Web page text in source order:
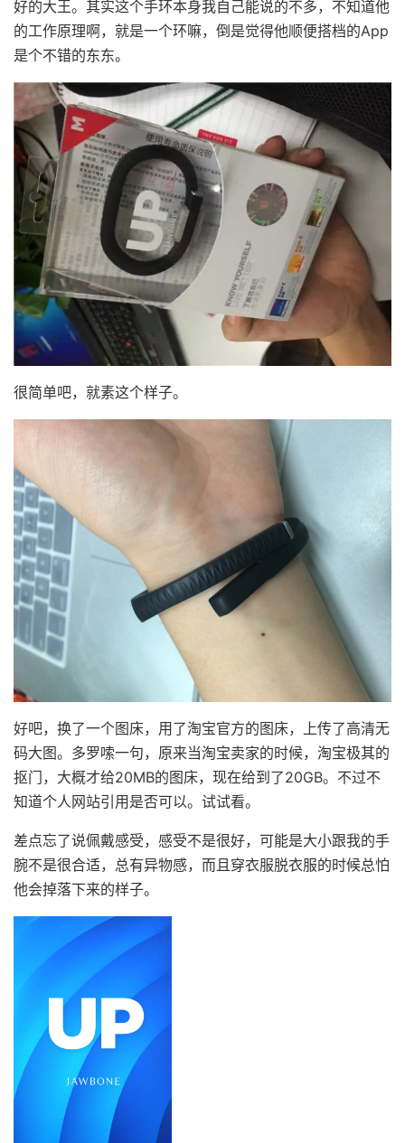
好的大王。其实这个手环本身我自己能说的不多，不知道他
的工作原理啊，就是一个环嘛，倒是觉得他顺便搭档的App
是个不错的东东。
很简单吧，就素这个样子。
好吧，换了一个图床，用了淘宝官方的图床，上传了高清无
码大图。多罗嗦一句，原来当淘宝卖家的时候，淘宝极其的
抠门，大概才给20MB的图床，现在给到了20GB。不过不
知道个人网站引用是否可以。试试看。
差点忘了说佩戴感受，感受不是很好，可能是大小跟我的手
腕不是很合适，总有异物感，而且穿衣服脱衣服的时候总怕
他会掉落下来的样子。